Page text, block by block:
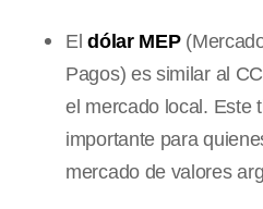
Eldólar MEP
Pagos) es similar al
el mercado local. Este
importante para
mercado de valores